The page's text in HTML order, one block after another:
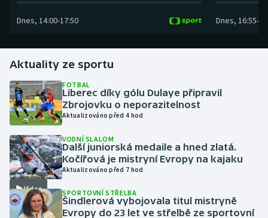
Gymnastika
Házená
Jezdectví
Judo
Krasobruslení
Lezení
Dnes, 14:00-17:50 Dnes, 16:55-
Aktuality ze sportu
FOTBAL
Liberec díky gólu Dulaye připravil
Zbrojovku o neporazitelnost
Aktualizováno před 4 hod
Video
VODNÍ SLALOM
Další juniorská medaile a hned zlatá.
Kočířová je mistryní Evropy na kajaku
Aktualizováno před 7 hod
SPORTOVNÍ STŘELBA
Šindlerová vybojovala titul mistryně
Evropy do 23 let ve střelbě ze sportovní